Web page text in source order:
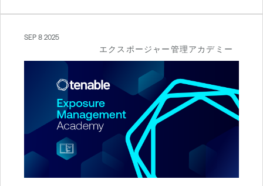
エクスポージャー管理アカデミー
SEP 8 2025